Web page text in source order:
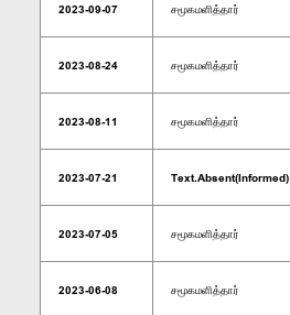
2023-09-07 சமூகமளித்தார்
2023-08-24 சமூகமளித்தார்
2023-08-11 சமூகமளித்தார்
2023-07-21 Text.Absent(Informed)
2023-07-05 சமூகமளித்தார்
2023-06-08 சமூகமளித்தார்